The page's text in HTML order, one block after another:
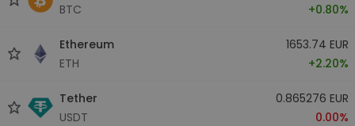
BTC
+0.80%
Ethereum
ETH
1653.74 EUR
+2.20%
Tether
USDT
0.865276 EUR
0.00%